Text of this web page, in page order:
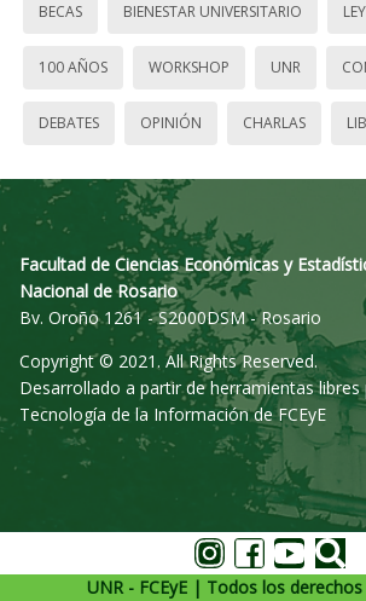
BECAS BIENESTAR UNIVERSITARIO
100 AÑOS WORKSHOP UNR
DEBATES OPINIÓN CHARLAS
Facultad de Ciencias Económicas y
Nacional de Rosario
Bv. Oroño 1261 - S2000DSM - Rosario
Copyright © 2021. All Rights Reserved.
Desarrollado a partir de herramientas
Tecnología de la Información de FCEyE
UNR - FCEyE | Todos los